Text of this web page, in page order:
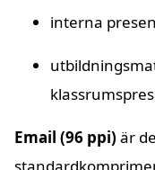
interna
Email (96 ppi) är